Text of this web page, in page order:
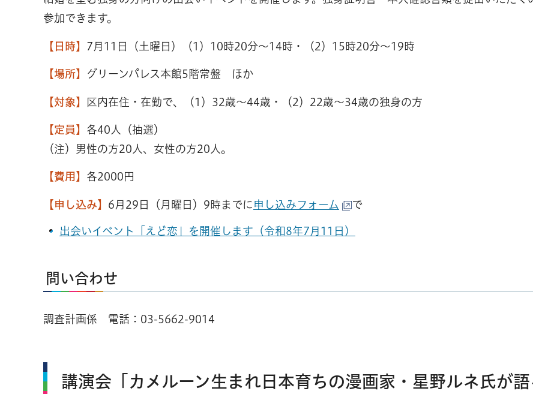
参加できます。
【日時】 7月11日（土曜日）（1）10時20分～14時・（2）15時20分～19時
【場所】 グリーンパレス本館5階常盤 ほか
【対象】 区内在住・在勤で、（1）32歳～44歳・（2）22歳～34歳の独身の方
【定員】 各40人（抽選）
（注）男性の方20人、女性の方20人。
【費用】 各2000円
【申し込み】 6月29日（月曜日）9時までに 申し込みフォーム で
出会いイベント「えど恋」を開催します（令和8年7月11日）
問い合わせ
調査計画係 電話： 03-5662-9014
講演会「カメルーン生まれ日本育ちの漫画家・星野ルネ氏が